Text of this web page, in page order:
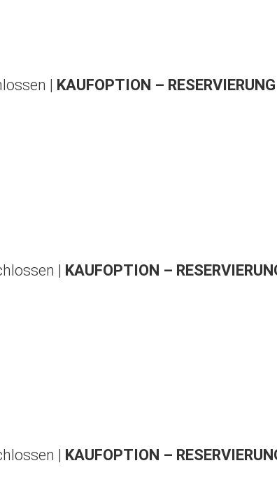
| KAUFOPTION – RESERVIERUNG
| KAUFOPTION –
| KAUFOPTION –